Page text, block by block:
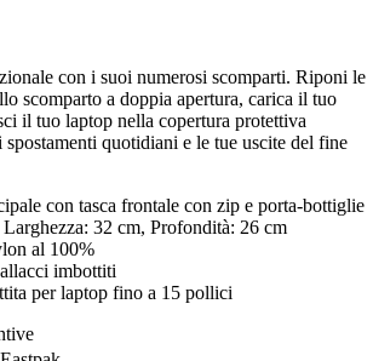
con i suoi numerosi scomparti. Riponi le
scomparto a doppia apertura, carica il tuo
il tuo laptop nella copertura protettiva
quotidiani e le tue uscite del fine
con tasca frontale con zip e porta-bottiglie
32 cm, Profondità: 26 cm
al 100%
imbottiti
per laptop fino a 15 pollici